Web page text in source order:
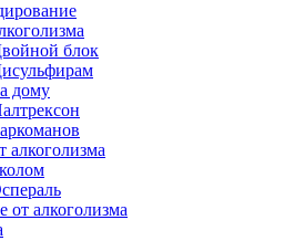
блок
дому
алкоголизма
от алкоголизма